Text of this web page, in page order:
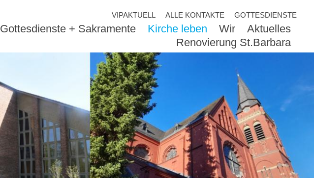
VIPAKTUELL ALLE KONTAKTE GOTTESDIENSTE
Gottesdienste + Sakramente Kirche leben Wir
Aktuelles
Renovierung St.Barbara